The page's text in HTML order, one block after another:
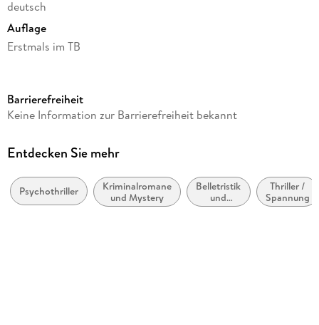
deutsch
Auflage
Erstmals im TB
Autor/Autorin
Übersetzung
Verlag/Hersteller
Heyne Taschenbuch
Barrierefreiheit
Keine Information zur Barrierefreiheit bekannt
Entdecken Sie mehr
Psychothriller
Kriminalromane
und Mystery
Belletristik
und
verwandte
Thriller /
Spannung